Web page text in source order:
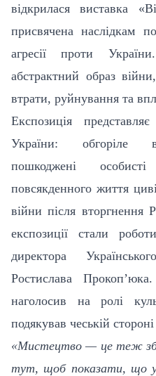
відкрилася виставка
присвячена наслідкам
агресії проти
абстрактний образ
втрати, руйнування та
Експозиція
України: обгоріле
пошкоджені
повсякденного життя
війни після
експозиції стали
директора
Ростислава
наголосив на ролі
подякував чеській
«Мистецтво — це теж
тут, щоб показати, що